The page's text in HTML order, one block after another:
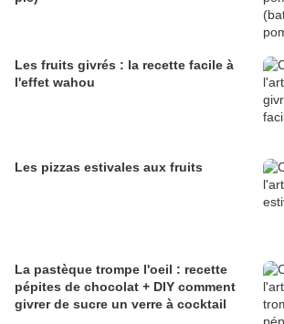
Les fruits givrés : la recette facile à
l'effet wahou
Les pizzas estivales aux fruits
La pastèque trompe l'oeil : recette
pépites de chocolat + DIY comment
givrer de sucre un verre à cocktail